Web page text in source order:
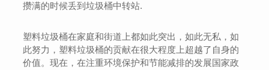
攒满的时候丢到垃圾桶中转站.
塑料垃圾桶在家庭和街道上都如此突出，如此无私，如
此努力，塑料垃圾桶的贡献在很大程度上超越了自身的
价值。现在，在注重环境保护和节能减排的发展国家政